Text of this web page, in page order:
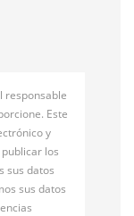
responsable
Este
y
los
sus datos
sus datos